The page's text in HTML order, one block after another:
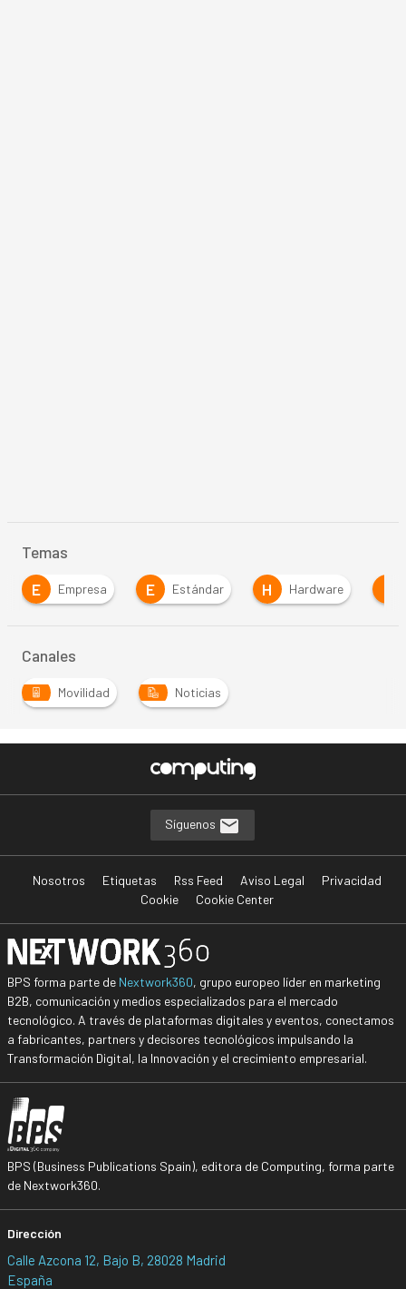
Temas
E
Empresa E Estándar H Hardware
Canales
Movilidad Noticias
Síguenos
Nosotros Etiquetas Rss Feed Aviso Legal
Privacidad
Cookie
Cookie Center
BPS forma parte de Nextwork360, grupo europeo líder en marketing
B2B, comunicación y medios especializados para el mercado
tecnológico. A través de plataformas digitales y eventos, conectamos
a fabricantes, partners y decisores tecnológicos impulsando la
Transformación Digital, la Innovación y el crecimiento empresarial.
BPS (Business Publications Spain), editora de Computing, forma parte
de Nextwork360.
Dirección
Calle Azcona 12, Bajo B, 28028 Madrid
España